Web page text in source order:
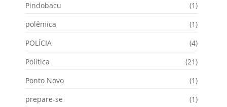
Pindobacu
(1)
polêmica
(1)
POLÍCIA
(4)
Política
(21)
Ponto Novo
(1)
prepare-se
(1)